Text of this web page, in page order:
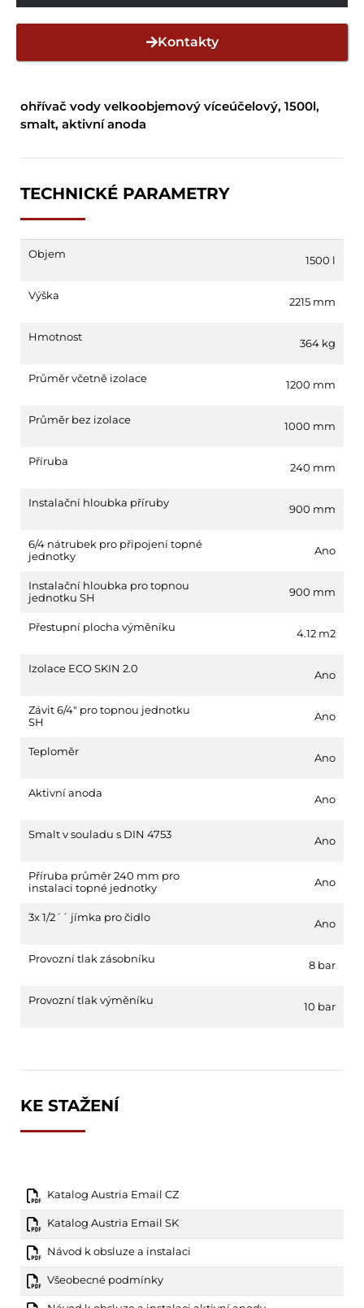
ohřívač vody velkoobjemový víceúčelový, 1500l,
smalt, aktivní anoda
TECHNICKÉ PARAMETRY
Objem 1500 l
Výška 2215 mm
Hmotnost 364 kg
Průměr včetně izolace 1200 mm
Průměr bez izolace 1000 mm
Příruba 240 mm
Instalační hloubka příruby 900 mm
6/4 nátrubek pro připojení topné
jednotky
Ano
Instalační hloubka pro topnou
jednotku SH
900 mm
Přestupní plocha výměníku 4.12 m2
Izolace ECO SKIN 2.0 Ano
Závit 6/4" pro topnou jednotku
SH
Ano
Teploměr Ano
Aktivní anoda Ano
Smalt v souladu s DIN 4753 Ano
Příruba průměr 240 mm pro
instalaci topné jednotky
Ano
3x 1/2´´ jímka pro čidlo Ano
Provozní tlak zásobníku 8 bar
Provozní tlak výměníku 10 bar
KE STAŽENÍ
Katalog Austria Email CZ
Katalog Austria Email SK
Návod k obsluze a instalaci
Všeobecné podmínky
Kontakty